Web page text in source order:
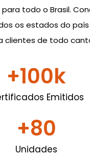
todo o Brasil.
os estados do
clientes de todo
Emitidos
+100k
Unidades
+80